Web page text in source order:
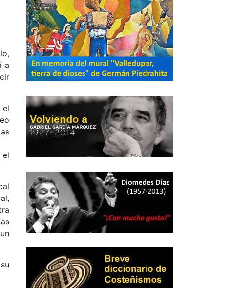
a
el
el